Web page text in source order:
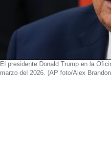
El presidente Donald Trump en la
marzo del 2026. (AP foto/Alex